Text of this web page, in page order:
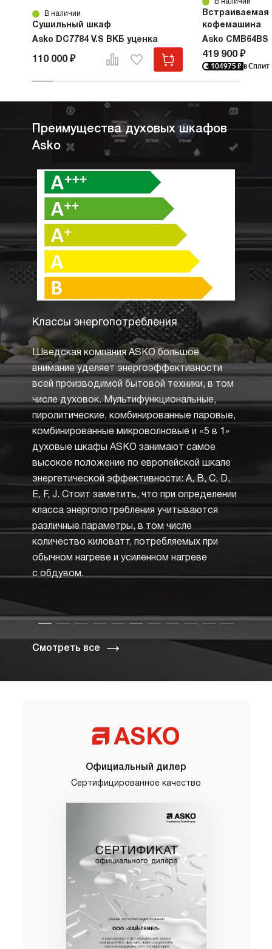
В наличии
Сушильный шкаф
Asko DC7784 V.S ВКБ уценка
110 000 ₽
Встраиваемая
кофемашина
Asko CMB64BS
419 900 ₽
104975 ₽ в Сплит
Преимущества духовых шкафов
Asko
Классы энергопотребления
Шведская компания ASKO большое
внимание уделяет энергоэффективности
всей производимой бытовой техники, в том
числе духовок. Мультифункциональные,
пиролитические, комбинированные паровые,
комбинированные микроволновые и «5 в 1»
духовые шкафы ASKO занимают самое
высокое положение по европейской шкале
энергетической эффективности: A, B, C, D,
E, F, J. Стоит заметить, что при определении
класса энергопотребления учитываются
различные параметры, в том числе
количество киловатт, потребляемых при
обычном нагреве и усиленном нагреве
с обдувом.
на
Смотреть все
Официальный дилер
Сертифицированное качество